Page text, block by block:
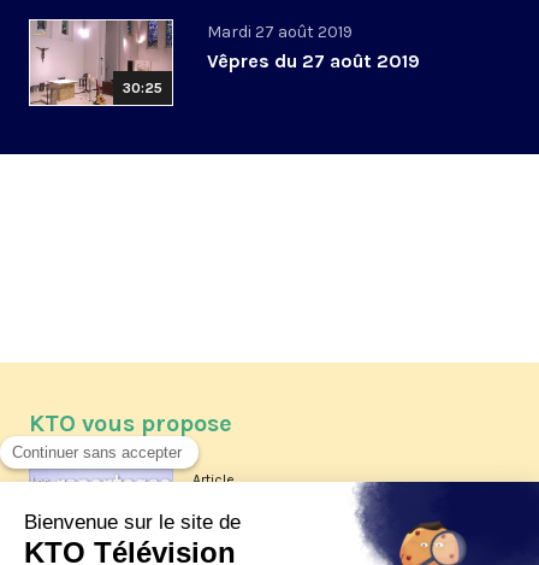
30:25
Mardi 27 août 2019
Vêpres du 27 août 2019
KTO vous propose
Article
Les reportages d'été 2026 de KTO